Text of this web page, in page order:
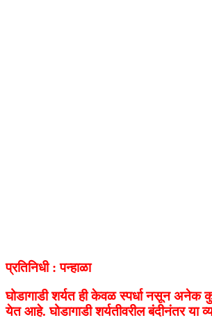
प्रतिनिधी : पन्हाळा
घोडागाडी शर्यत ही केवळ स्पर्धा नसून
येत आहे. घोडागाडी शर्यतीवरील बंदीनंतर